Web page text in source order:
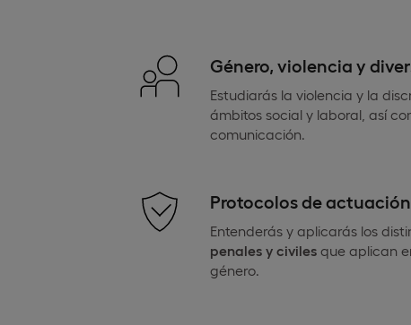
Género, violencia y
Estudiarás la violencia y la
ámbitos social y laboral, así
comunicación.
Protocolos de
Entenderás y aplicarás los
penales y civiles que aplican
género.